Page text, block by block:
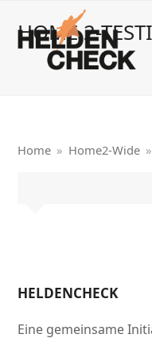
HOME 2-
Home » Home2-Wide »
HELDENCHECK
Eine gemeinsame